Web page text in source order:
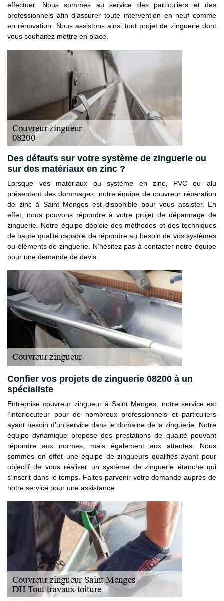
effectuer. Nous sommes au service des particuliers et des
professionnels afin d’assurer toute intervention en neuf comme
en rénovation. Nous assistons ainsi tout projet de zinguerie dont
vous souhaitez mettre en place.
Des défauts sur votre système de zinguerie ou
sur des matériaux en zinc ?
Lorsque vos matériaux ou système en zinc, PVC ou alu
présentent des dommages, notre équipe de couvreur réparation
de zinc à Saint Menges est disponible pour vous assister. En
effet, nous pouvons répondre à votre projet de dépannage de
zinguerie. Notre équipe déploie des méthodes et des techniques
de haute qualité capable de répondre au besoin de vos systèmes
ou éléments de zinguerie. N’hésitez pas à contacter notre équipe
pour une demande de devis.
Confier vos projets de zinguerie 08200 à un
spécialiste
Entreprise couvreur zingueur à Saint Menges, notre service est
l’interlocuteur pour de nombreux professionnels et particuliers
ayant besoin d’un service dans le domaine de la zinguerie. Notre
équipe dynamique propose des prestations de qualité pouvant
répondre aux normes, mais également aux attentes. Nous
sommes en effet une équipe de zingueurs qualifiés ayant pour
objectif de vous réaliser un système de zinguerie étanche qui
s’inscrit dans le temps. Faites parvenir votre demande auprès de
notre service pour une assistance.